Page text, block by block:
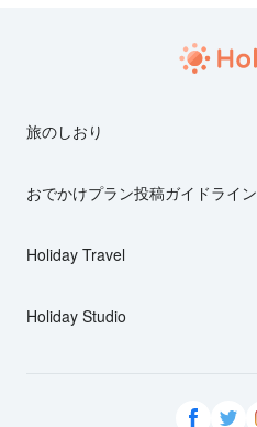
旅のしおり
おでかけプラン投稿ガイドライン
Holiday Travel
Holiday Studio